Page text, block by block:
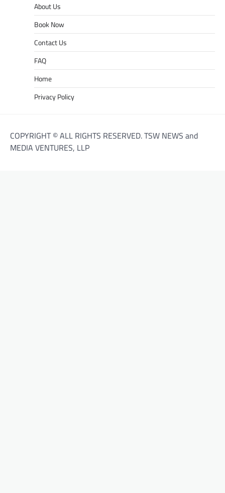
About Us
Book Now
Contact Us
FAQ
Home
Privacy Policy
COPYRIGHT © ALL RIGHTS RESERVED. TSW NEWS and
MEDIA VENTURES, LLP